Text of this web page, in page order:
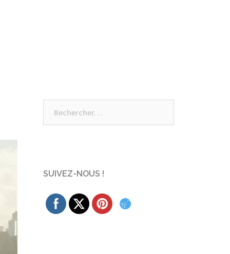
SUIVEZ-NOUS !